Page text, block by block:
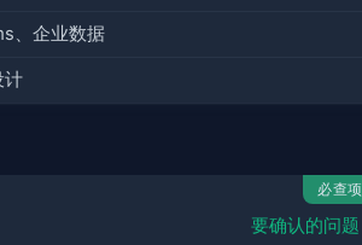
、企业数据
计
必查项
要确认的问题